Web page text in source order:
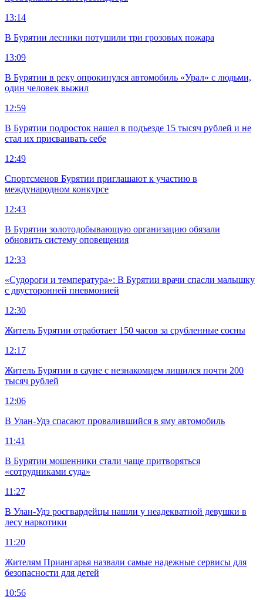
13:14
В Бурятии лесники потушили три грозовых пожара
13:09
В Бурятии в реку опрокинулся автомобиль «Урал» с людьми,
один человек выжил
12:59
В Бурятии подросток нашел в подъезде 15 тысяч рублей и не
стал их присваивать себе
12:49
Спортсменов Бурятии приглашают к участию в
международном конкурсе
12:43
В Бурятии золотодобывающую организацию обязали
обновить систему оповещения
12:33
«Судороги и температура»: В Бурятии врачи спасли малышку
с двусторонней пневмонией
12:30
Житель Бурятии отработает 150 часов за срубленные сосны
12:17
Житель Бурятии в сауне с незнакомцем лишился почти 200
тысяч рублей
12:06
В Улан-Удэ спасают провалившийся в яму автомобиль
11:41
В Бурятии мошенники стали чаще притворяться
«сотрудниками суда»
11:27
В Улан-Удэ росгвардейцы нашли у неадекватной девушки в
лесу наркотики
11:20
Жителям Приангарья назвали самые надежные сервисы для
безопасности для детей
10:56